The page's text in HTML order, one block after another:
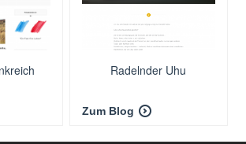
Radelnder Uhu
Zum Blog